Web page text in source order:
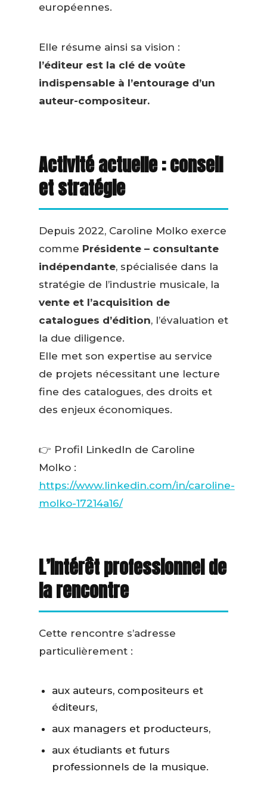
européennes.
Elle résume ainsi sa vision :
l’éditeur est la clé de voûte
indispensable à l’entourage d’un
auteur-compositeur.
Activité actuelle : conseil
et stratégie
Depuis 2022, Caroline Molko exerce
comme Présidente – consultante
indépendante, spécialisée dans la
stratégie de l’industrie musicale, la
vente et l’acquisition de
catalogues d’édition, l’évaluation et
la due diligence.
Elle met son expertise au service
de projets nécessitant une lecture
fine des catalogues, des droits et
des enjeux économiques.
👉 Profil LinkedIn de Caroline
Molko :
https://www.linkedin.com/in/caroline-
molko-17214a16/
L’intérêt professionnel de
la rencontre
Cette rencontre s’adresse
particulièrement :
aux auteurs, compositeurs et
éditeurs,
aux managers et producteurs,
aux étudiants et futurs
professionnels de la musique.